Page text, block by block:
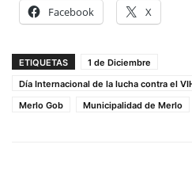
Facebook X
ETIQUETAS
1 de Diciembre
Día Internacional de la lucha contra el
Merlo Gob
Municipalidad de Merlo